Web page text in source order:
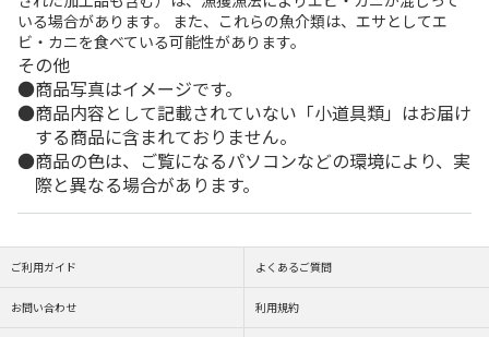
いる場合があります。 また、これらの魚介類は、エサとしてエ
ビ・カニを食べている可能性があります。
その他
商品写真はイメージです。
商品内容として記載されていない「小道具類」はお届け
する商品に含まれておりません。
商品の色は、ご覧になるパソコンなどの環境により、実
際と異なる場合があります。
ご利用ガイド よくあるご質問
お問い合わせ 利用規約